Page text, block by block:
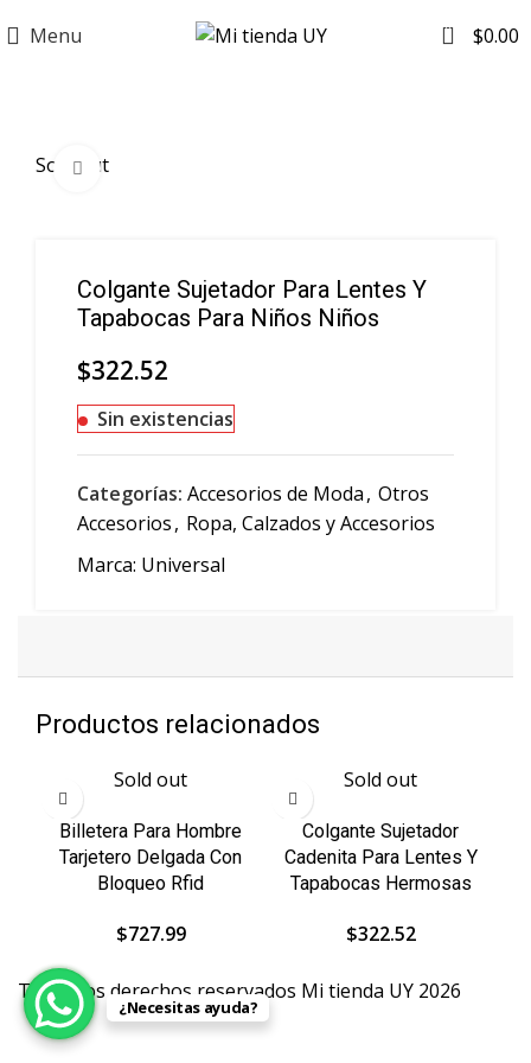
Menu 0 $0.00
Sold outClick to enlarge
Colgante Sujetador Para Lentes Y
Tapabocas Para Niños Niños
$322.52
Sin existencias
Categorías: Accesorios de Moda, Otros
Accesorios, Ropa, Calzados y Accesorios
Marca: Universal
Productos relacionados
Sold out
Billetera Para Hombre
Tarjetero Delgada Con
Bloqueo Rfid
$727.99
Sold out
Colgante Sujetador
Cadenita Para Lentes Y
Tapabocas Hermosas
$322.52
Todos los derechos reservados Mi tienda UY 2026
¿Necesitas ayuda?